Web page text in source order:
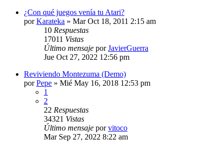
¿Con qué juegos venía tu Atari?
porKarateka » Mar Oct 18, 2011 2:15 am
10 Respuestas
17011 Vistas
Último mensaje porJavierGuerra
Jue Oct 27, 2022 12:56 pm
Reviviendo Montezuma (Demo)
porPepe » Mié May 16, 2018 12:53 pm
1
2
22 Respuestas
34321 Vistas
Último mensaje porvitoco
Mar Sep 27, 2022 8:22 am